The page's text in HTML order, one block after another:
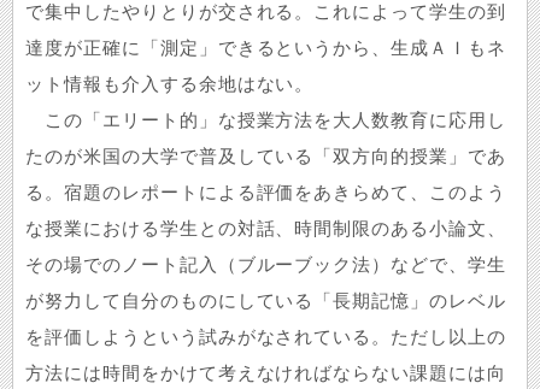
で集中したやりとりが交される。これによって学生の到
達度が正確に「測定」できるというから、生成ＡＩもネ
ット情報も介入する余地はない。
この「エリート的」な授業方法を大人数教育に応用し
たのが米国の大学で普及している「双方向的授業」であ
る。宿題のレポートによる評価をあきらめて、このよう
な授業における学生との対話、時間制限のある小論文、
その場でのノート記入（ブルーブック法）などで、学生
が努力して自分のものにしている「長期記憶」のレベル
を評価しようという試みがなされている。ただし以上の
方法には時間をかけて考えなければならない課題には向